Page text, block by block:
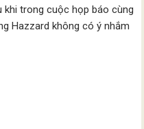
khi trong cuộc họp báo cùng
Hazzard không có ý nhắm